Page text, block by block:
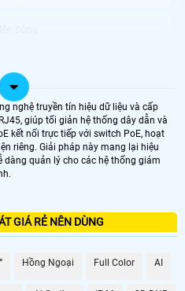
trong những giải pháp giúp đảm bảo
ninh, tạo cảm giác yên tâm hơn. Sau
399K đầy đủ các loại như camera wifi,
cho tất cả nhu cầu quan sát của quý
nghệ truyền tín hiệu dữ liệu và cấp
giúp tối giản hệ thống dây dẫn và
kết nối trực tiếp với switch PoE, hoạt
riêng. Giải pháp này mang lại hiệu
quản lý cho các hệ thống giám
GIÁ RẺ NÊN DÙNG
Hồng Ngoại Full Color AI